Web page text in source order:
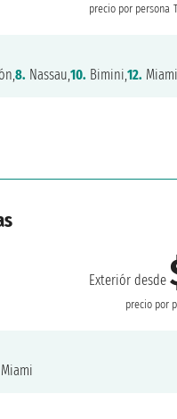
precio por persona
8. Nassau,10. Bimini,12. Miami
Exteriór desde
precio por
Miami